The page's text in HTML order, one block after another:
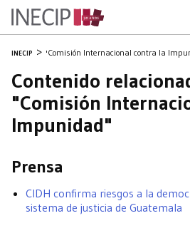
INECIP 'Comisión Internacional contra la
Contenido
"Comisión
Impunidad"
Prensa
CIDH confirma riesgos a la
sistema de justicia de Guatemala